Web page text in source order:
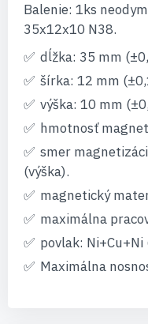
Balenie: 1ks
35x12x10 N38.
dĺžka: 35 mm
šírka: 12 mm
výška: 10 mm
hmotnosť
smer
(výška).
magnetický
maximálna
povlak:
Maximálna